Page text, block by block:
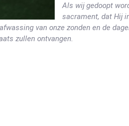
Als wij gedoopt
sacrament, dat Hij
van onze zonden en de
zullen ontvangen.